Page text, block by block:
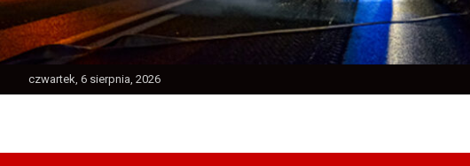
czwartek, 6 sierpnia, 2026
Jarocin112